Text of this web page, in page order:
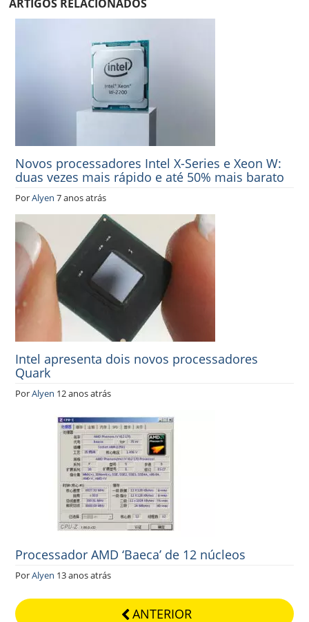
ARTIGOS RELACIONADOS
Novos processadores Intel X-Series e Xeon W:
duas vezes mais rápido e até 50% mais barato
PorAlyen 7 anos atrás
Intel apresenta dois novos processadores
Quark
PorAlyen 12 anos atrás
Processador AMD ‘Baeca’ de 12 núcleos
PorAlyen 13 anos atrás
ANTERIOR